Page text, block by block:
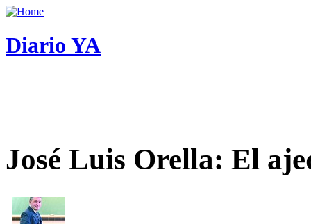
Diario YA
José Luis Orella: El